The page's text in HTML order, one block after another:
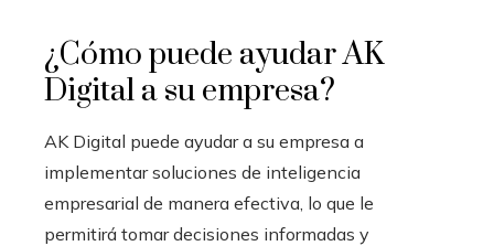
¿Cómo puede ayudar AK
Digital a su empresa?
AK Digital puede ayudar a su empresa a
implementar soluciones de inteligencia
empresarial de manera efectiva, lo que le
permitirá tomar decisiones informadas y